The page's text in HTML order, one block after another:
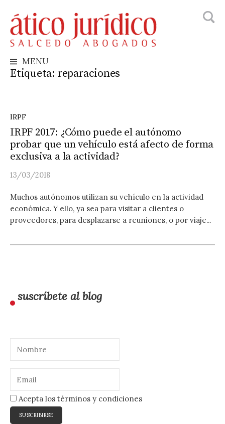
to
content
MENU
Etiqueta: reparaciones
IRPF
IRPF 2017: ¿Cómo puede el autónomo
probar que un vehículo está afecto de forma
exclusiva a la actividad?
13/03/2018
Muchos autónomos utilizan su vehículo en la actividad
económica. Y ello, ya sea para visitar a clientes o
proveedores, para desplazarse a reuniones, o por viaje...
suscríbete al blog
Acepta los términos y condiciones